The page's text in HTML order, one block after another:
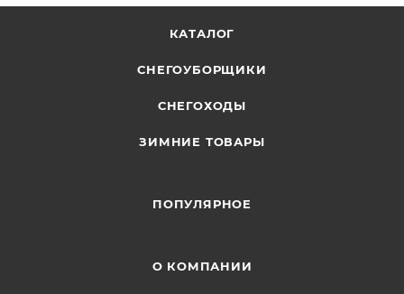
КАТАЛОГ
СНЕГОУБОРЩИКИ
СНЕГОХОДЫ
ЗИМНИЕ ТОВАРЫ
ПОПУЛЯРНОЕ
О КОМПАНИИ